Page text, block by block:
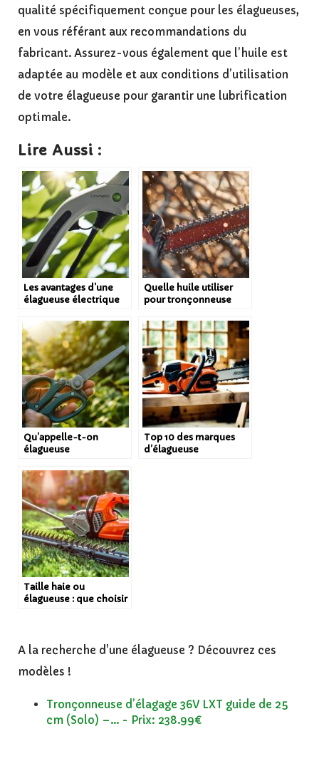
qualité spécifiquement conçue pour les élagueuses,
en vous référant aux recommandations du
fabricant. Assurez-vous également que l’huile est
adaptée au modèle et aux conditions d’utilisation
de votre élagueuse pour garantir une lubrification
optimale.
Lire Aussi :
Les avantages d’une
élagueuse électrique
élagueuse thermique
Quelle huile utiliser
pour tronçonneuse
Qu’appelle-t-on
élagueuse
Top 10 des marques
d’élagueuse
Taille haie ou
élagueuse : que choisir
A la recherche d'une élagueuse ? Découvrez ces
modèles !
Tronçonneuse d’élagage 36V LXT guide de 25
cm (Solo) –... - Prix: 238.99€